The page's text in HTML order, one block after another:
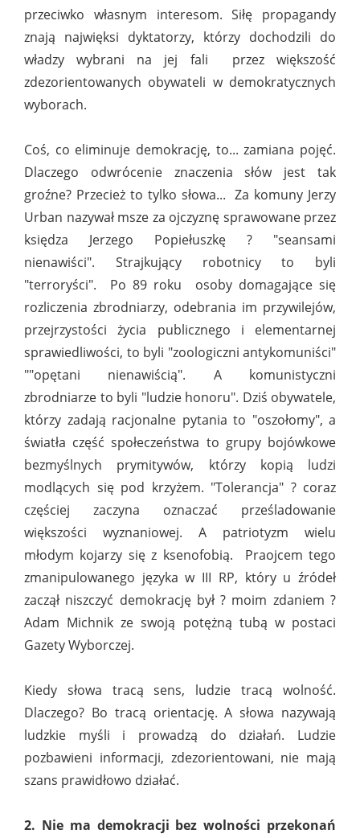
przeciwko własnym interesom. Siłę propagandy
znają najwięksi dyktatorzy, którzy dochodzili do
władzy wybrani na jej fali przez większość
zdezorientowanych obywateli w demokratycznych
wyborach.
Coś, co eliminuje demokrację, to... zamiana pojęć.
Dlaczego odwrócenie znaczenia słów jest tak
groźne? Przecież to tylko słowa... Za komuny Jerzy
Urban nazywał msze za ojczyznę sprawowane przez
księdza Jerzego Popiełuszkę ? "seansami
nienawiści". Strajkujący robotnicy to byli
"terroryści". Po 89 roku osoby domagające się
rozliczenia zbrodniarzy, odebrania im przywilejów,
przejrzystości życia publicznego i elementarnej
sprawiedliwości, to byli "zoologiczni antykomuniści"
""opętani nienawiścią". A komunistyczni
zbrodniarze to byli "ludzie honoru". Dziś obywatele,
którzy zadają racjonalne pytania to "oszołomy", a
światła część społeczeństwa to grupy bojówkowe
bezmyślnych prymitywów, którzy kopią ludzi
modlących się pod krzyżem. "Tolerancja" ? coraz
częściej zaczyna oznaczać prześladowanie
większości wyznaniowej. A patriotyzm wielu
młodym kojarzy się z ksenofobią. Praojcem tego
zmanipulowanego języka w III RP, który u źródeł
zaczął niszczyć demokrację był ? moim zdaniem ?
Adam Michnik ze swoją potężną tubą w postaci
Gazety Wyborczej.
Kiedy słowa tracą sens, ludzie tracą wolność.
Dlaczego? Bo tracą orientację. A słowa nazywają
ludzkie myśli i prowadzą do działań. Ludzie
pozbawieni informacji, zdezorientowani, nie mają
szans prawidłowo działać.
2. Nie ma demokracji bez wolności przekonań